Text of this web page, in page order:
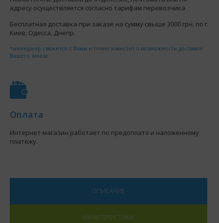
адресу осуществляется согласно тарифам перевозчика
Бесплатная доставка при заказе на сумму свыше 3000 грн. по г.
Киев, Одесса, Днепр.
*менеджер свяжется с Вами и точно известит о возможности доставки
Вашего заказа
Оплата
Интернет-магазин работает по предоплате и наложенному
платежу.
ОПИСАНИЕ
ХАРАКТЕРИСТИКИ